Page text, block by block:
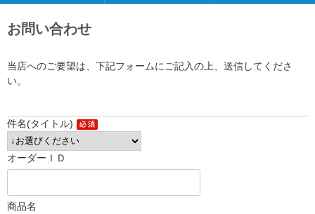
お問い合わせ
当店へのご要望は、下記フォームにご記入の上、送信してくださ
い。
件名(タイトル)
オーダーＩＤ
商品名